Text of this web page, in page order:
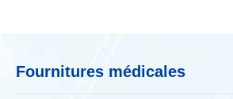
Fournitures médicales